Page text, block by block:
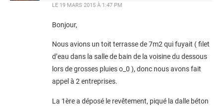
LE 19 MARS 2015 À 1:47 PM
Bonjour,
Nous avions un toit terrasse de 7m2 qui fuyait ( filet
d’eau dans la salle de bain de la voisine du dessous
lors de grosses pluies o_0 ), donc nous avons fait
appel à 2 entreprises.
La 1ère a déposé le revêtement, piqué la dalle béton